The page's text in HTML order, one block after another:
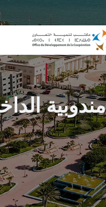
مندوبية